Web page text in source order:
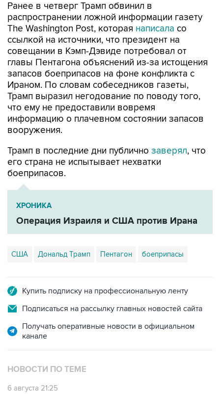
Ранее в четверг Трамп обвинил в
распространении ложной информации газету
The Washington Post, которая написала со
ссылкой на источники, что президент на
совещании в Кэмп-Дэвиде потребовал от
главы Пентагона объяснений из-за истощения
запасов боеприпасов на фоне конфликта с
Ираном. По словам собеседников газеты,
Трамп выразил негодование по поводу того,
что ему не предоставили вовремя
информацию о плачевном состоянии запасов
вооружения.
Трамп в последние дни публично заверял, что
его страна не испытывает нехватки
боеприпасов.
ХРОНИКА
Операция Израиля и США против Ирана
США Дональд Трамп Пентагон боеприпасы
Купить подписку на профессиональную ленту
Подписаться на рассылку главных новостей сайта
Получать оперативные новости в официальном
канале
НОВОСТИ ПО ТЕМЕ
6 августа 21:25